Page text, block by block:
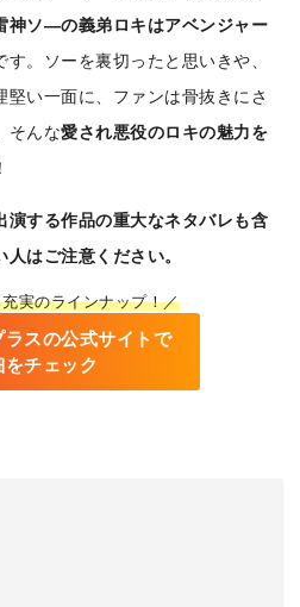
神ソ―の義弟ロキはアベンジャー
す。ソーを裏切ったと思いきや、
い一面に、ファンは骨抜きにさ
そんな愛され悪役のロキの魅力を
演する作品の重大なネタバレも含
はご注意ください。
実のラインナップ！／
ラスの公式サイトで
をチェック